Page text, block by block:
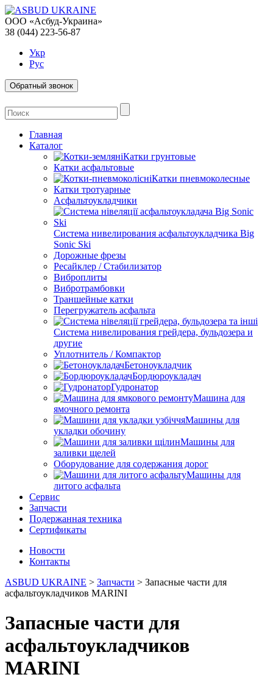
ООО «Асбуд-Украина»
38 (044) 223-56-87
Укр
Рус
Обратный звонок
Главная
Каталог
Катки грунтовые
Катки асфальтовые
Катки пневмоколесные
Катки тротуарные
Асфальтоукладчики
Система нивелирования асфальтоукладчика Big
Sonic Ski
Дорожные фрезы
Ресайклер / Стабилизатор
Виброплиты
Вибротрамбовки
Траншейные катки
Перегружатель асфальта
Система нивелирования грейдера, бульдозера и
другие
Уплотнитель / Компактор
Бетоноукладчик
Бордюроукладач
Гудронатор
Машина для
ямочного ремонта
Машины для
укладки обочину
Машины для
заливки щелей
Оборудование для содержания дорог
Машины для
литого асфальта
Сервис
Запчасти
Подержанная техника
Сертификаты
Новости
Контакты
ASBUD UKRAINE > Запчасти > Запасные части для
асфальтоукладчиков MARINI
Запасные части для
асфальтоукладчиков
MARINI